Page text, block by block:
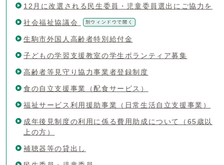
12月に改選される民生委員・児童委員選出にご協力を
社会福祉協議会 別ウィンドウで開く
生駒市外国人高齢者特別給付金
子どもの学習支援教室の学生ボランティア募集
高齢者等見守り協力事業者登録制度
食の自立支援事業（配食サービス）
福祉サービス利用援助事業（日常生活自立支援事業）
成年後見制度の利用に係る費用助成について（65歳以
上の方）
補聴器等の貸出し